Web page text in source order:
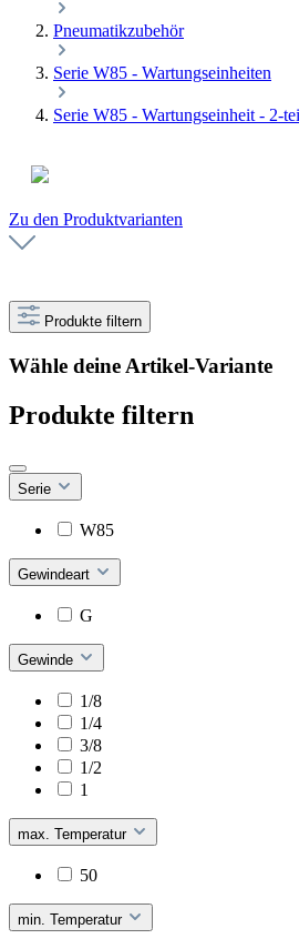
Pneumatikzubehör
Serie W85 - Wartungseinheiten
Serie W85 - Wartungseinheit - 2-
Zu den Produktvarianten
Produkte filtern
Wähle deine Artikel-Variante
Produkte filtern
Serie
W85
Gewindeart
G
Gewinde
1/8
1/4
3/8
1/2
1
max. Temperatur
50
min. Temperatur